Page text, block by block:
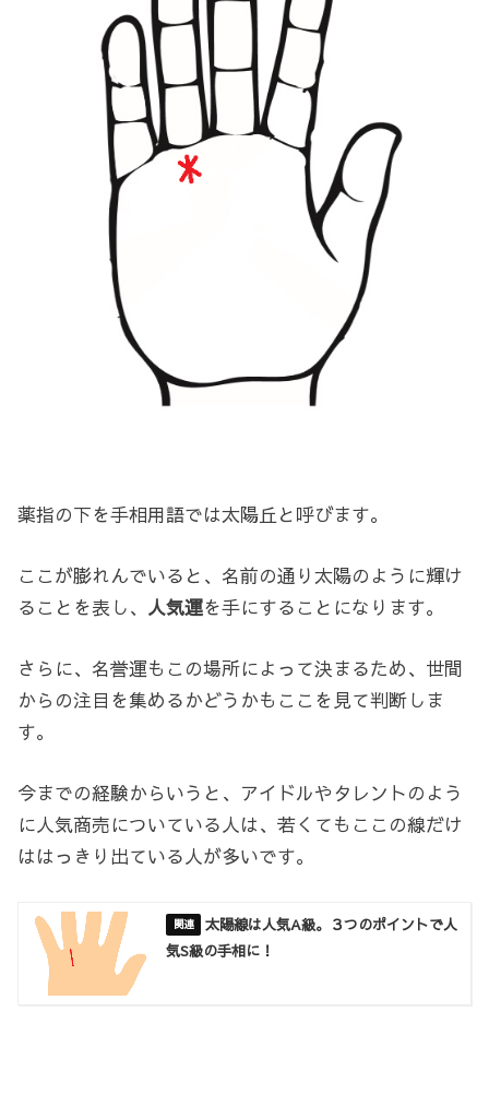
薬指の下を手相用語では太陽丘と呼びます。
ここが膨れんでいると、名前の通り太陽のように輝け
ることを表し、 人気運を手にすることになります。
さらに、名誉運もこの場所によって決まるため、世間
からの注目を集めるかどうかもここを見て判断しま
す。
今までの経験からいうと、アイドルやタレントのよう
に人気商売についている人は、若くてもここの線だけ
ははっきり出ている人が多いです。
太陽線は人気A級。３つのポイントで人
気S級の手相に！